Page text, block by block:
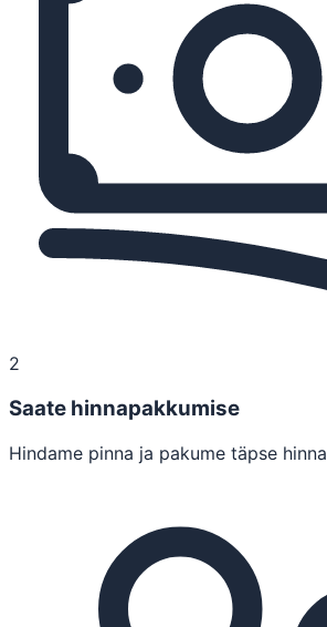
2
Saate hinnapakkumise
Hindame pinna ja pakume täpse hinna